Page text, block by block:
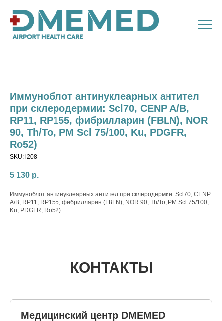
Иммуноблот антинуклеарных антител
при склеродермии: Scl70, СENP A/В,
RP11, RP155, фибрилларин (FBLN), NOR
90, Th/To, PM Scl 75/100, Ku, PDGFR,
Ro52)
SKU: i208
5 130 р.
Иммуноблот антинуклеарных антител при склеродермии: Scl70, СENP
A/В, RP11, RP155, фибрилларин (FBLN), NOR 90, Th/To, PM Scl 75/100,
Ku, PDGFR, Ro52)
КОНТАКТЫ
Медицинский центр DMEMED